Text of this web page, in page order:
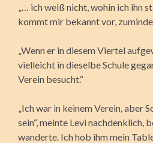
„… ich weiß nicht, wohin ich ihn
kommt mir bekannt vor,
„Wenn er in diesem Viertel
vielleicht in dieselbe Schule
Verein besucht.“
„Ich war in keinem Verein, aber
sein“, meinte Levi nachdenklich,
wanderte. Ich hob ihm mein